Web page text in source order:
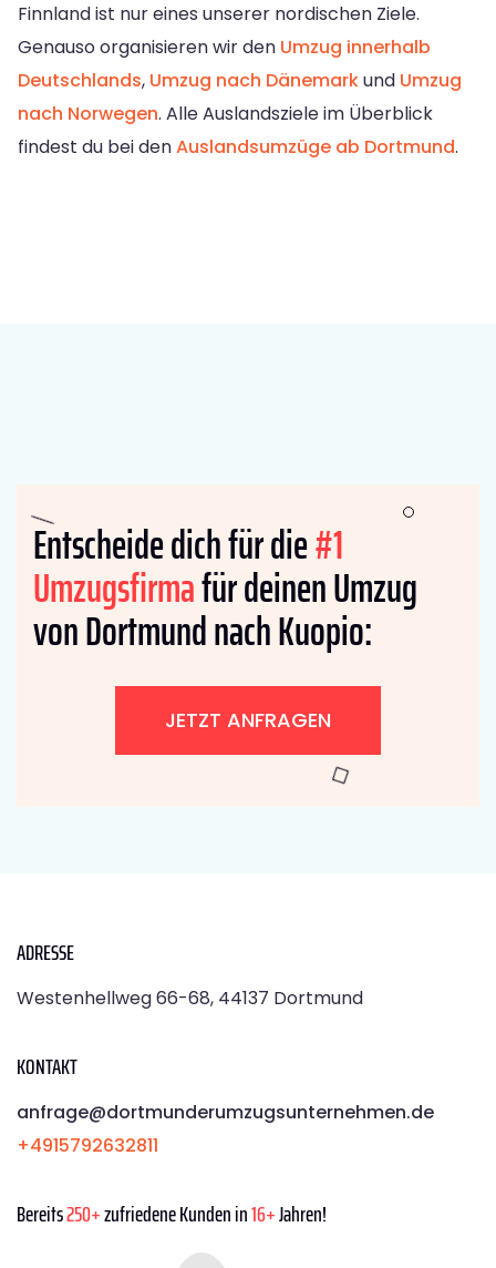
Finnland ist nur eines unserer nordischen Ziele.
Genauso organisieren wir den Umzug innerhalb
Deutschlands, Umzug nach Dänemarkund Umzug
nach Norwegen. Alle Auslandsziele im Überblick
findest du bei denAuslandsumzüge ab Dortmund.
Entscheide dich für die#1
Umzugsfirmafür deinen Umzug
von Dortmund nach Kuopio:
JETZT ANFRAGEN
ADRESSE
Westenhellweg 66-68, 44137 Dortmund
KONTAKT
anfrage@dortmunderumzugsunternehmen.de
+4915792632811
Bereits250+zufriedene Kunden in16+Jahren!